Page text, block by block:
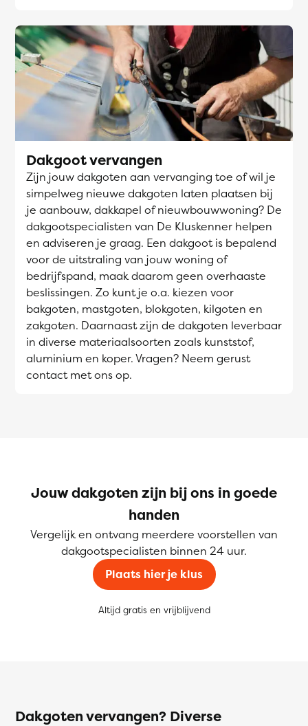
Dakgoot vervangen
Zijn jouw dakgoten aan vervanging toe of wil je
simpelweg nieuwe dakgoten laten plaatsen bij
je aanbouw, dakkapel of nieuwbouwwoning? De
dakgootspecialisten van De Kluskenner helpen
en adviseren je graag. Een dakgoot is bepalend
voor de uitstraling van jouw woning of
bedrijfspand, maak daarom geen overhaaste
beslissingen. Zo kunt je o.a. kiezen voor
bakgoten, mastgoten, blokgoten, kilgoten en
zakgoten. Daarnaast zijn de dakgoten leverbaar
in diverse materiaalsoorten zoals kunststof,
aluminium en koper. Vragen? Neem gerust
contact met ons op.
Jouw dakgoten zijn bij ons in goede
handen
Vergelijk en ontvang meerdere voorstellen van
dakgootspecialisten binnen 24 uur.
Plaats hier je klus
Altijd gratis en vrijblijvend
Dakgoten vervangen? Diverse